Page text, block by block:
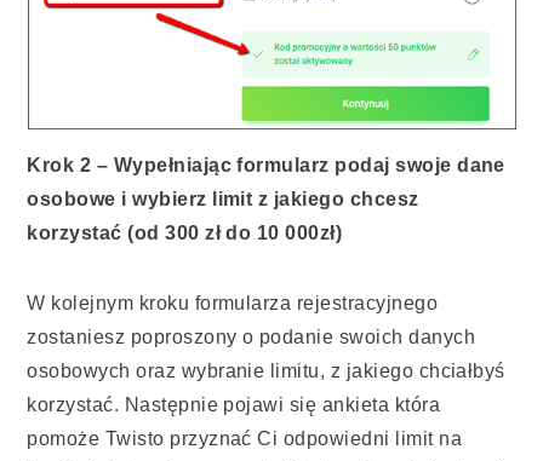
Krok 2 – Wypełniając formularz podaj swoje dane
osobowe i wybierz limit z jakiego chcesz
korzystać (od 300 zł do 10 000zł)
W kolejnym kroku formularza rejestracyjnego
zostaniesz poproszony o podanie swoich danych
osobowych oraz wybranie limitu, z jakiego chciałbyś
korzystać. Następnie pojawi się ankieta która
pomoże Twisto przyznać Ci odpowiedni limit na